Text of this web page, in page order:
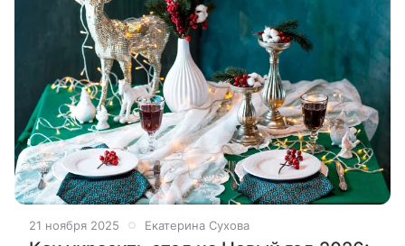
21 ноября 2025 Екатерина Сухова